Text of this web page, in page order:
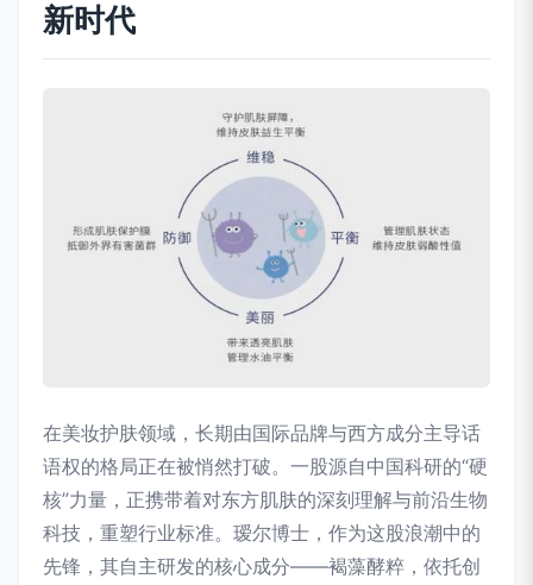
新时代
在美妆护肤领域，长期由国际品牌与西方成分主导话
语权的格局正在被悄然打破。一股源自中国科研的“硬
核”力量，正携带着对东方肌肤的深刻理解与前沿生物
科技，重塑行业标准。瑷尔博士，作为这股浪潮中的
先锋，其自主研发的核心成分——褐藻酵粹，依托创